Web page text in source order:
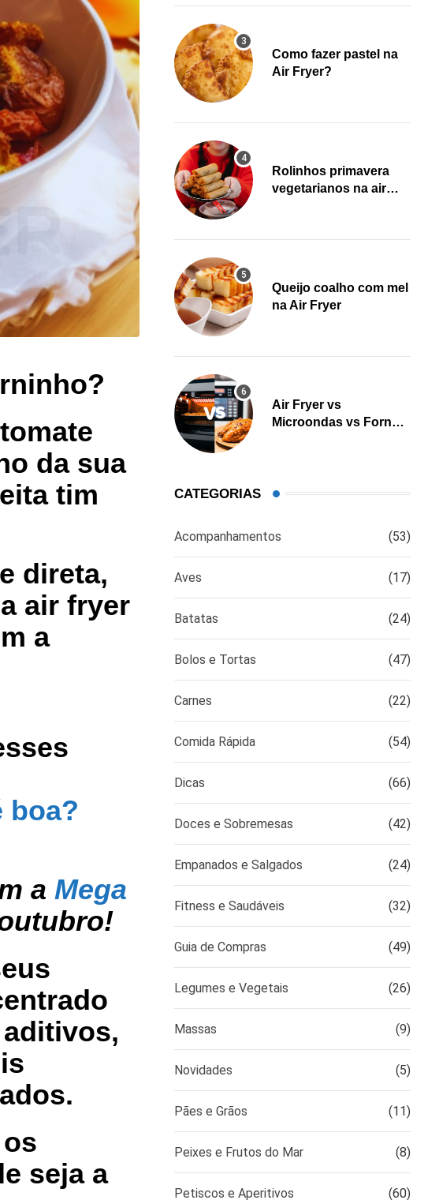
da sua
tim
direta,
air fryer
a
boa?
a Mega
seja a
Como fazer pastel na
Air Fryer?
Rolinhos primavera
vegetarianos na air
Queijo coalho com mel
na Air Fryer
Air Fryer vs
Microondas vs Forno:
CATEGORIAS
Acompanhamentos (53)
Aves (17)
Batatas (24)
Bolos e Tortas (47)
Carnes (22)
Comida Rápida (54)
Dicas (66)
Doces e Sobremesas (42)
Empanados e Salgados (24)
Fitness e Saudáveis (32)
Guia de Compras (49)
Legumes e Vegetais (26)
Massas (9)
Novidades (5)
Pães e Grãos (11)
Peixes e Frutos do Mar (8)
Petiscos e Aperitivos (60)